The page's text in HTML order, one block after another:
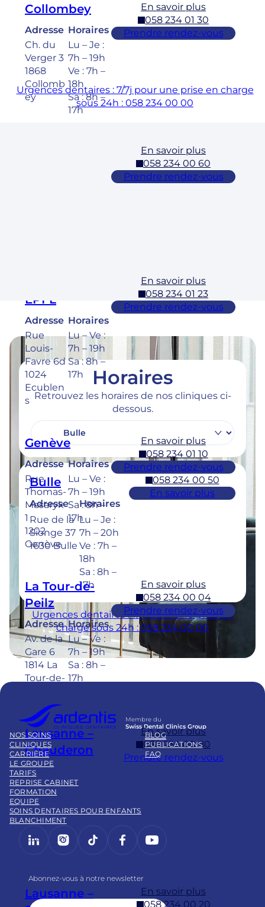
Collombey
Adresse
Ch. du
Verger 3
1868
Collomb
ey
Horaires
Lu – Je :
7h – 19h
Ve : 7h –
18h
Sa : 8h –
17h
En savoir plus
058 234 01 30
Prendre rendez-vous
En savoir plus
058 234 00 60
Prendre rendez-vous
EPFL
Adresse
Rue
Louis-
Favre 6d
1024
Ecublen
s
Horaires
Lu – Ve :
7h – 19h
Sa : 8h –
17h
En savoir plus
058 234 01 23
Prendre rendez-vous
Genève
Adresse
Rue
Thomas-
Masaryk
1
1202
Genève
Horaires
Lu – Ve :
7h – 19h
Sa : 8h –
17h
En savoir plus
058 234 01 10
Prendre rendez-vous
La Tour-de-
Peilz
Adresse
Av. de la
Gare 6
1814 La
Tour-de-
Horaires
Lu – Ve :
7h – 19h
Sa : 8h –
17h
En savoir plus
058 234 00 04
Prendre rendez-vous
Lausanne –
Chauderon
Adresse
Pl.
Chauder
on 16
1003
Lausann
Lu – Ve :
Sa : 8h –
En savoir plus
058 234 00 80
Prendre rendez-vous
Lausanne –
En savoir plus
058 234 00 20
Urgences dentaires : 7/7j pour une prise en charge
sous 24h : 058 234 00 00
Horaires
Retrouvez les horaires de nos cliniques ci-
dessous.
Bulle
Adresse
Rue de la
Sionge 37
1630 Bulle
Horaires
Lu – Je :
7h – 20h
Ve : 7h –
18h
Sa : 8h –
17h
058 234 00 50
En savoir plus
Urgences dentaires : 7/7j pour une prise en
charge sous 24h : 058 234 00 00
Membre du
Swiss Dental Clinics Group
NOS SOINS
CLINIQUES
CARRIÈRE
LE GROUPE
TARIFS
BLOG
PUBLICATIONS
FAQ
REPRISE CABINET
FORMATION
EQUIPE
SOINS DENTAIRES POUR ENFANTS
BLANCHIMENT
LinkedInInstagram
https://www.tiktok.com/
Facebook
YouTube
Abonnez-vous à notre newsletter